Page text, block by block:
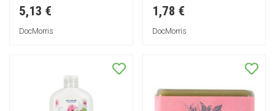
5,13 €
DocMorris
1,78 €
DocMorris